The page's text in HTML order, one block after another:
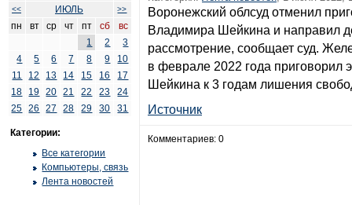
<<
ИЮЛЬ >>
пн вт ср чт пт сб
вс
1
2
3
4
5 6 7 8 9
10
11
12 13 14 15 16
17
18
19 20 21 22 23
24
25
26 27 28 29 30 31
Категории:
Все категории
Компьютеры, связь
Лента новостей
Воронежский облсуд отменил
Владимира Шейкина и направил
рассмотрение, сообщает суд.
в феврале 2022 года приговорил
Шейкина к 3 годам лишения
Источник
Комментариев: 0